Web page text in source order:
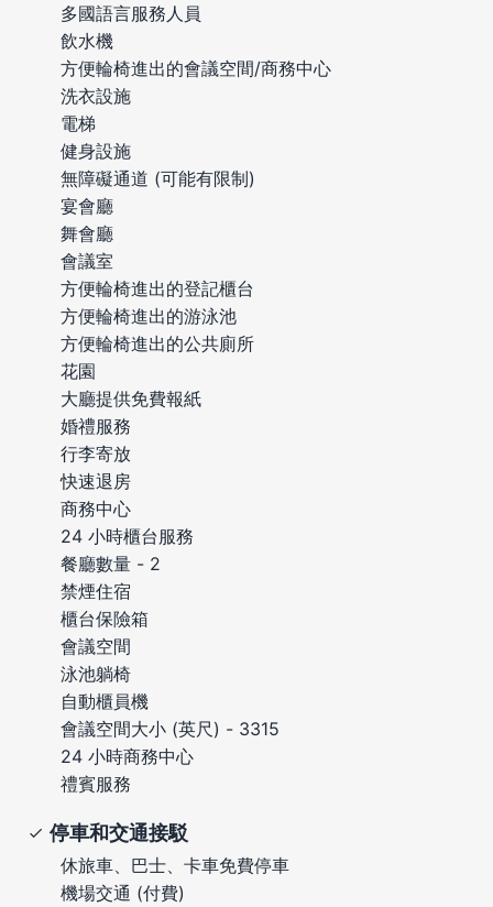
多國語言服務人員
飲水機
方便輪椅進出的會議空間/商務中心
洗衣設施
電梯
健身設施
無障礙通道 (可能有限制)
宴會廳
舞會廳
會議室
方便輪椅進出的登記櫃台
方便輪椅進出的游泳池
方便輪椅進出的公共廁所
花園
大廳提供免費報紙
婚禮服務
行李寄放
快速退房
商務中心
24 小時櫃台服務
餐廳數量 - 2
禁煙住宿
櫃台保險箱
會議空間
泳池躺椅
自動櫃員機
會議空間大小 (英尺) - 3315
24 小時商務中心
禮賓服務
停車和交通接駁
休旅車、巴士、卡車免費停車
機場交通 (付費)